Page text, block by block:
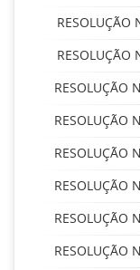
RESOLUÇÃO
RESOLUÇÃO
RESOLUÇÃO
RESOLUÇÃO
RESOLUÇÃO
RESOLUÇÃO
RESOLUÇÃO
RESOLUÇÃO